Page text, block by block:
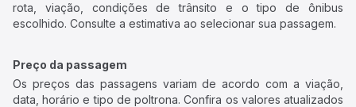
rota, viação, condições de trânsito e o tipo de ônibus
escolhido. Consulte a estimativa ao selecionar sua passagem.
Preço da passagem
Os preços das passagens variam de acordo com a viação,
data, horário e tipo de poltrona. Confira os valores atualizados